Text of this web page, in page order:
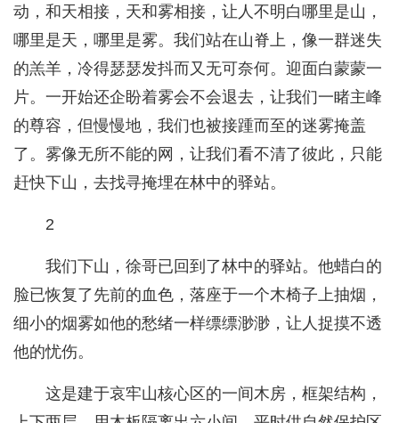
动，和天相接，天和雾相接，让人不明白哪里是山，
哪里是天，哪里是雾。我们站在山脊上，像一群迷失
的羔羊，冷得瑟瑟发抖而又无可奈何。迎面白蒙蒙一
片。一开始还企盼着雾会不会退去，让我们一睹主峰
的尊容，但慢慢地，我们也被接踵而至的迷雾掩盖
了。雾像无所不能的网，让我们看不清了彼此，只能
赶快下山，去找寻掩埋在林中的驿站。
2
我们下山，徐哥已回到了林中的驿站。他蜡白的
脸已恢复了先前的血色，落座于一个木椅子上抽烟，
细小的烟雾如他的愁绪一样缥缥渺渺，让人捉摸不透
他的忧伤。
这是建于哀牢山核心区的一间木房，框架结构，